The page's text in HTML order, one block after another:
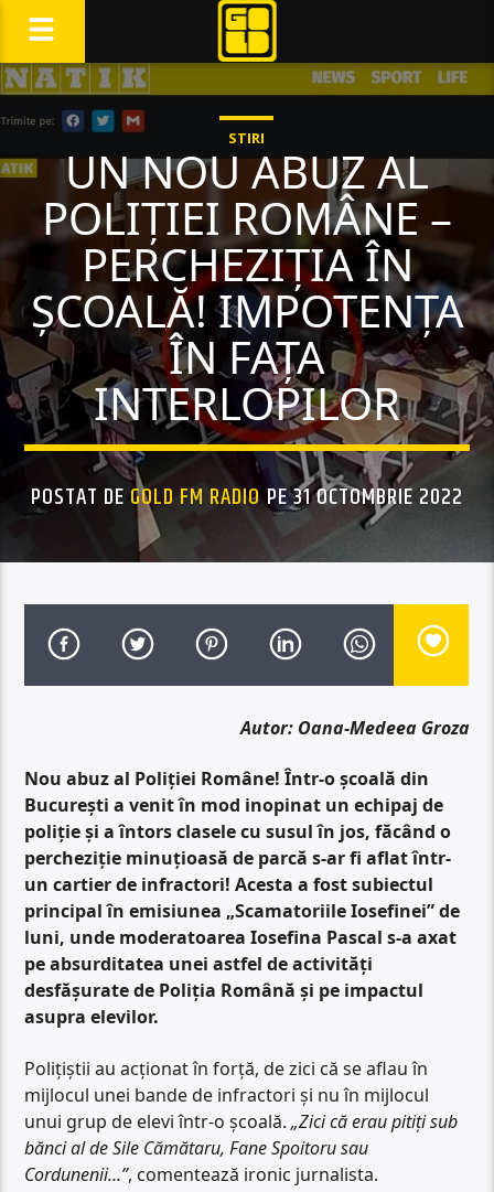
STIRI
UN NOU ABUZ AL
POLIȚIEI ROMÂNE –
PERCHEZIȚIA ÎN
ȘCOALĂ! IMPOTENȚA
ÎN FAȚA
INTERLOPILOR
POSTAT DE GOLD FM RADIOPE 31 OCTOMBRIE 2022
Autor: Oana-Medeea Groza
Nou abuz al Poliției Române! Într-o școală din
București a venit în mod inopinat un echipaj de
poliție și a întors clasele cu susul în jos, făcând o
percheziție minuțioasă de parcă s-ar fi aflat într-
un cartier de infractori! Acesta a fost subiectul
principal în emisiunea „Scamatoriile Iosefinei” de
luni, unde moderatoarea Iosefina Pascal s-a axat
pe absurditatea unei astfel de activități
desfășurate de Poliția Română și pe impactul
asupra elevilor.
Polițiștii au acționat în forță, de zici că se aflau în
mijlocul unei bande de infractori și nu în mijlocul
unui grup de elevi într-o școală.„Zici că erau pitiți sub
bănci al de Sile Cămătaru, Fane Spoitoru sau
Cordunenii…”, comentează ironic jurnalista.